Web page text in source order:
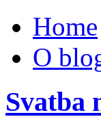
Home
O
Svatba